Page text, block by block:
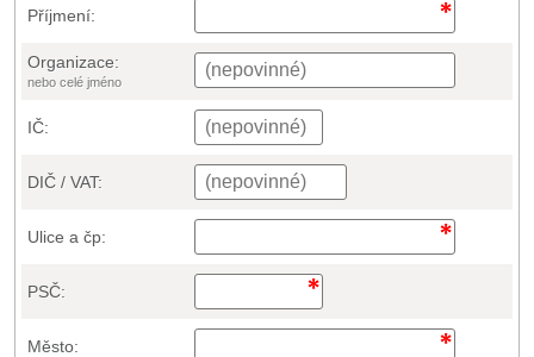
Příjmení:
Organizace:
nebo celé jméno
IČ:
DIČ / VAT:
Ulice a čp:
PSČ:
Město: